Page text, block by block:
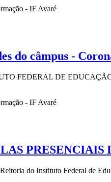
- IF Avaré
do câmpus -
FEDERAL DE
- IF Avaré
do Instituto Federal de